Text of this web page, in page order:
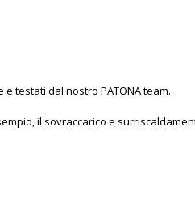
testati dal nostro PATONA team.
il sovraccarico e